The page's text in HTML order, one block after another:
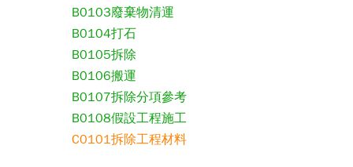
B0103廢棄物清運
B0104打石
B0105拆除
B0106搬運
B0107拆除分項參考
B0108假設工程施工
C0101拆除工程材料